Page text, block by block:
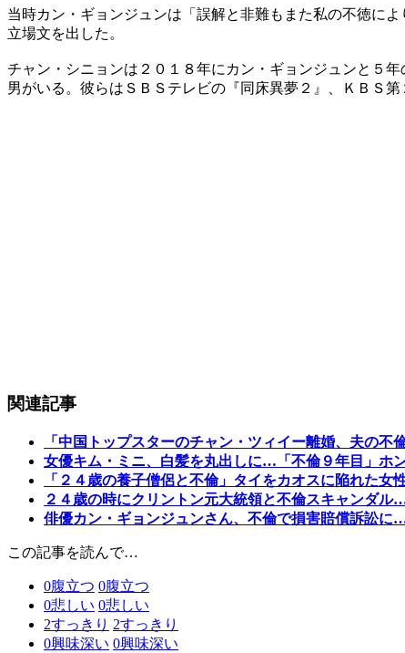
当時カン・ギョンジュンは「誤解と非難もまた私の不徳に
立場文を出した。
チャン・シニョンは２０１８年にカン・ギョンジュンと５
男がいる。彼らはＳＢＳテレビの『同床異夢２』、ＫＢＳ
関連記事
「中国トップスターのチャン・ツィイー離婚、夫の
女優キム・ミニ、白髪を丸出しに…「不倫９年目」ホ
「２４歳の養子僧侶と不倫」タイをカオスに陥れた女
２４歳の時にクリントン元大統領と不倫スキャンダル
俳優カン・ギョンジュンさん、不倫で損害賠償訴訟
この記事を読んで…
0腹立つ 0腹立つ
0悲しい 0悲しい
2すっきり 2すっきり
0興味深い 0興味深い